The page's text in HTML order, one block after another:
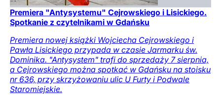
Premiera "Antysystemu" Cejrowskiego i Lisickiego.
Spotkanie z czytelnikami w Gdańsku
Premiera nowej książki Wojciecha Cejrowskiego i
Pawła Lisickiego przypada w czasie Jarmarku św.
Dominika. "Antysystem" trafi do sprzedaży 7 sierpnia,
a Cejrowskiego można spotkać w Gdańsku na stoisku
nr 636, przy skrzyżowaniu ulic U Furty i Podwale
Staromiejskie.